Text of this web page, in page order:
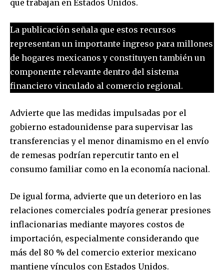
que trabajan en Estados Unidos.
La publicación señala que estos recursos
representan un importante ingreso para millones
de hogares mexicanos y constituyen también un
componente relevante dentro del sistema
financiero vinculado al comercio regional.
Advierte que las medidas impulsadas por el
gobierno estadounidense para supervisar las
transferencias y el menor dinamismo en el envío
de remesas podrían repercutir tanto en el
consumo familiar como en la economía nacional.
De igual forma, advierte que un deterioro en las
relaciones comerciales podría generar presiones
inflacionarias mediante mayores costos de
importación, especialmente considerando que
más del 80 % del comercio exterior mexicano
mantiene vínculos con Estados Unidos.